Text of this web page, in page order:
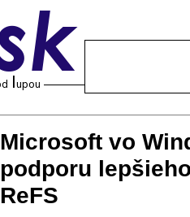
Microsoft vo
podporu
ReFS